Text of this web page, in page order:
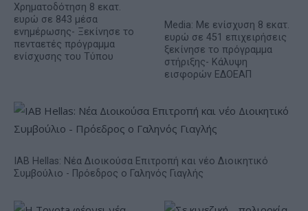
Χρηματοδότηση 8 εκατ.
ευρώ σε 843 μέσα
ενημέρωσης- Ξεκίνησε το
πενταετές πρόγραμμα
ενίσχυσης του Τύπου
Media: Με ενίσχυση 8 εκατ.
ευρώ σε 451 επιχειρήσεις
ξεκίνησε το πρόγραμμα
στήριξης- Κάλυψη
εισφορών ΕΔΟΕΑΠ
IAB Hellas: Νέα Διοικούσα Επιτροπή και νέο Διοικητικό
Συμβούλιο - Πρόεδρος ο Γαληνός Γιαγλής